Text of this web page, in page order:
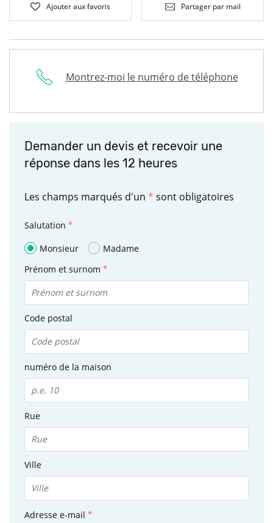
Ajouter aux favoris Partager par mail
Montrez-moi le numéro de téléphone
Demander un devis et recevoir une
réponse dans les 12 heures
Les champs marqués d'un * sont obligatoires
Salutation
Monsieur
Madame
Prénom et surnom
Code postal
numéro de la maison
Rue
Ville
Adresse e-mail